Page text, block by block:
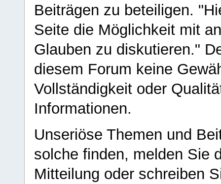
Beiträgen zu beteiligen.
Seite die Möglichkeit mit
Glauben zu diskutieren."
diesem Forum keine
Vollständigkeit oder
Informationen.
Unseriöse Themen und
solche finden, melden Sie
Mitteilung oder schreiben